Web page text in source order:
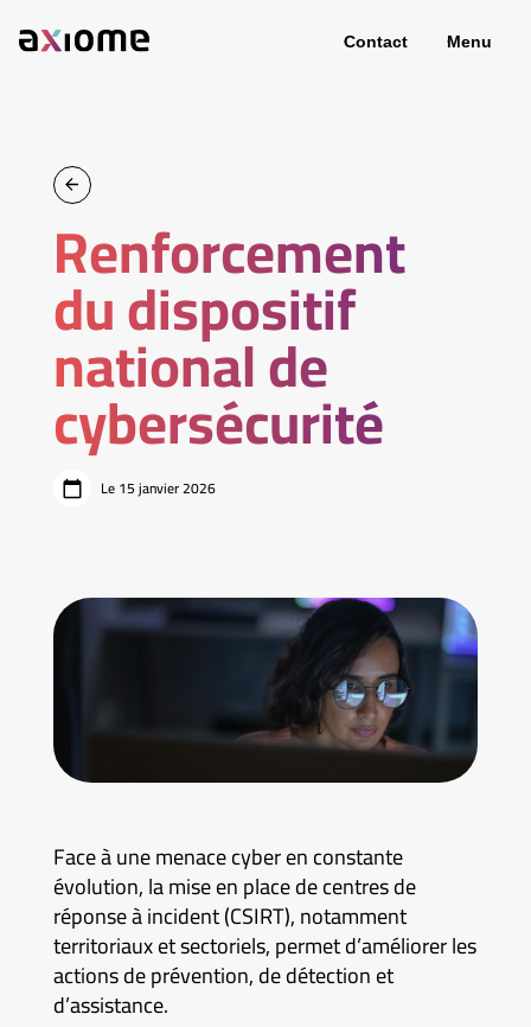
Contact Menu
Renforcement
du dispositif
national de
cybersécurité
Le 15 janvier 2026
Face à une menace cyber en constante
évolution, la mise en place de centres de
réponse à incident (CSIRT), notamment
territoriaux et sectoriels, permet d’améliorer les
actions de prévention, de détection et
d’assistance.